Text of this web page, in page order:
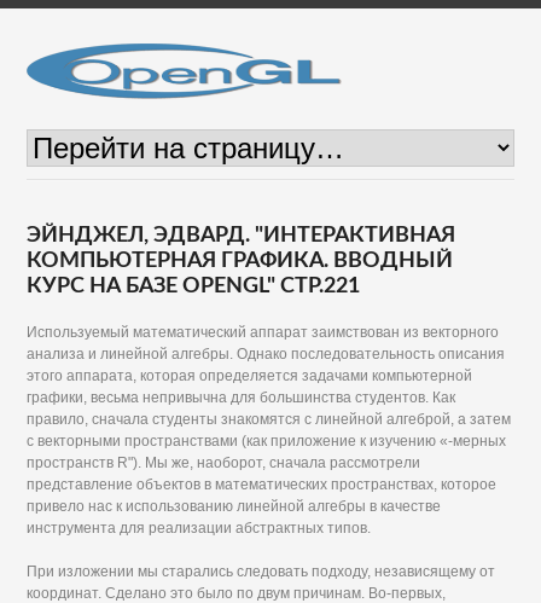
ЭЙНДЖЕЛ, ЭДВАРД. "ИНТЕРАКТИВНАЯ
КОМПЬЮТЕРНАЯ ГРАФИКА. ВВОДНЫЙ
КУРС НА БАЗЕ OPENGL" СТР.221
Используемый математический аппарат заимствован из векторного
анализа и линейной алгебры. Однако последовательность описания
этого аппарата, которая определяется задачами компьютерной
графики, весьма непривычна для большинства студентов. Как
правило, сначала студенты знакомятся с линейной алгеброй, а затем
с векторными пространствами (как приложение к изучению «-мерных
пространств R"). Мы же, наоборот, сначала рассмотрели
представление объектов в математических пространствах, которое
привело нас к использованию линейной алгебры в качестве
инструмента для реализации абстрактных типов.
При изложении мы старались следовать подходу, независящему от
координат. Сделано это было по двум причинам. Во-первых,